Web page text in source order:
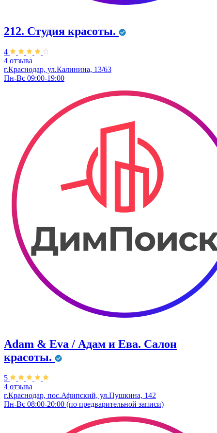
212. Студия красоты.
4
4 отзыва
г.Краснодар, ул.Калинина, 13/63
Пн-Вс 09:00-19:00
Adam & Eva / Адам и Ева. Салон
красоты.
5
4 отзыва
г.Краснодар, пос.Афипский, ул.Пушкина, 142
Пн-Вс 08:00-20:00 (по предварительной записи)